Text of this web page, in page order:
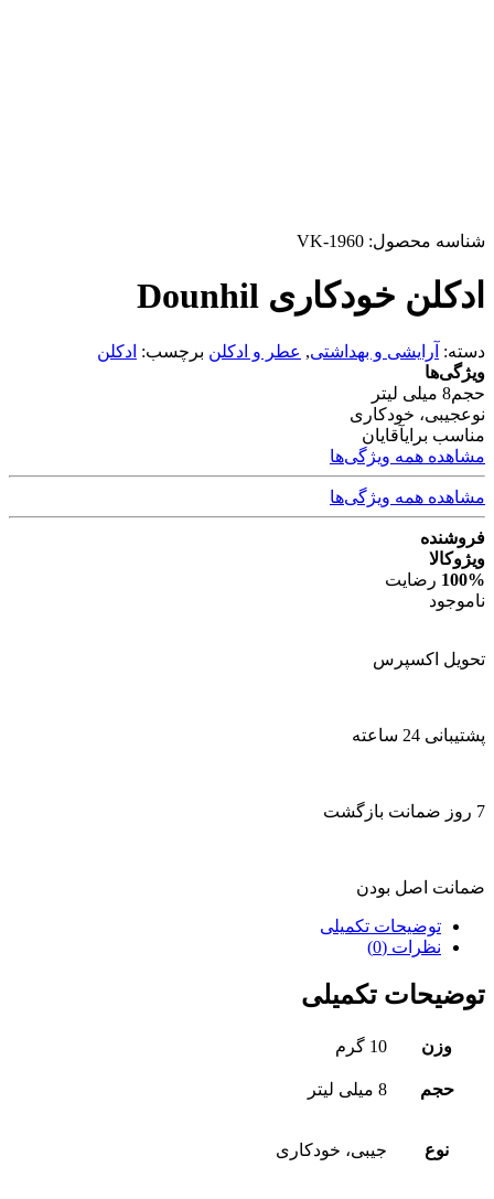
شناسه محصول: VK-1960
ادکلن خودکاری Dounhil
دسته: آرایشی و بهداشتی, عطر و ادکلن برچسب: ادکلن
ویژگی‌ها
حجم8 میلی لیتر
نوعجیبی، خودکاری
مناسب برایآقایان
مشاهده همه ویژگی‌ها
مشاهده همه ویژگی‌ها
فروشنده
ویژوکالا
100% رضایت
ناموجود
تحویل اکسپرس
پشتیبانی 24 ساعته
7 روز ضمانت بازگشت
ضمانت اصل بودن
توضیحات تکمیلی
نظرات (0)
توضیحات تکمیلی
وزن 10 گرم
حجم 8 میلی لیتر
نوع جیبی، خودکاری